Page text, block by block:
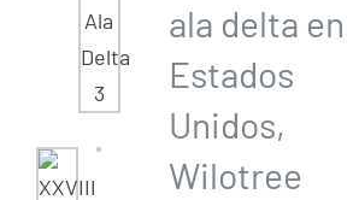
ala delta en
Estados
Unidos,
Wilotree